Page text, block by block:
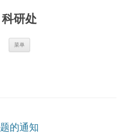
科研处
菜单
的通知